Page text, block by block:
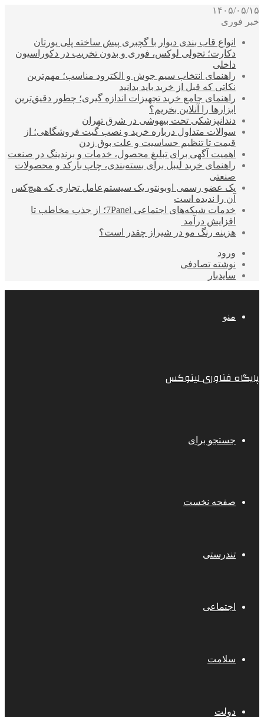
۱۴۰۵/۰۵/۱۵
خبر فوری
انواع قاب بندی دیوار با گچبری پیش ساخته پلی یورتان
دکارت؛ تحولی لوکس، فوری و بدون تخریب در دکوراسیون
داخلی
راهنمای انتخاب سیم جوش و الکترود مناسب؛ مهم‌ترین
نکاتی که قبل از خرید باید بدانید
راهنمای جامع خرید تجهیزات اندازه گیری؛ چطور دقیق‌ترین
ابزارها را آنلاین بخریم؟
دندانپزشکی تحت بیهوشی در شرق تهران
سوالات متداول درباره خرید و نصب گیت فروشگاهی؛ از
قیمت تا تنظیم حساسیت و علت بوق زدن
اهمیت آگهی برای تبلیغ محصول، خدمات و برندینگ در صنعت
راهنمای خرید لیبل برای بسته‌بندی، چاپ بارکد و محصولات
صنعتی
یک عضو رسمی اوبونتو، یک سیستم‌عامل تجاری که هیچ‌کس
آن را ندیده است
خدمات شبکه‌های اجتماعی 7Panel؛ از جذب مخاطب تا
افزایش درآمد
هزینه رنگ مو در شیراز چقدر است؟
ورود
نوشته تصادفی
سایدبار
منو
پایگاه فناوری لینوکس
جستجو برای
صفحه نخست
تندرستی
اجتماعی
سلامت
دولت